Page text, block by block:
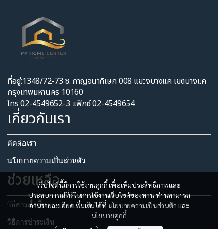
เว็บไซต์นี้มีการใช้งานคุกกี้ เพื่อเพิ่มประสิทธิภาพและ
ประสบการณ์ที่ดีในการใช้งานเว็บไซต์ของท่าน ท่านสามารถ
อ่านรายละเอียดเพิ่มเติมได้ที่ นโยบายความเป็นส่วนตัว และ
นโยบายคุกกี้
ที่อยู่:1348/72-73 ซ. กาญจนาภิเษก 008 แขวงบางแค เขตบางแค
กรุงเทพมหานคร 10160
โทร 02-4549652-3 แฟ็กซ์ 02-4549654
เกี่ยวกับเรา
ติดต่อเรา
นโยบายความเป็นส่วนตัว​
ช่วยเหลือ
วิธีการสั่งซื้อ
วิธีการชำระเงิน